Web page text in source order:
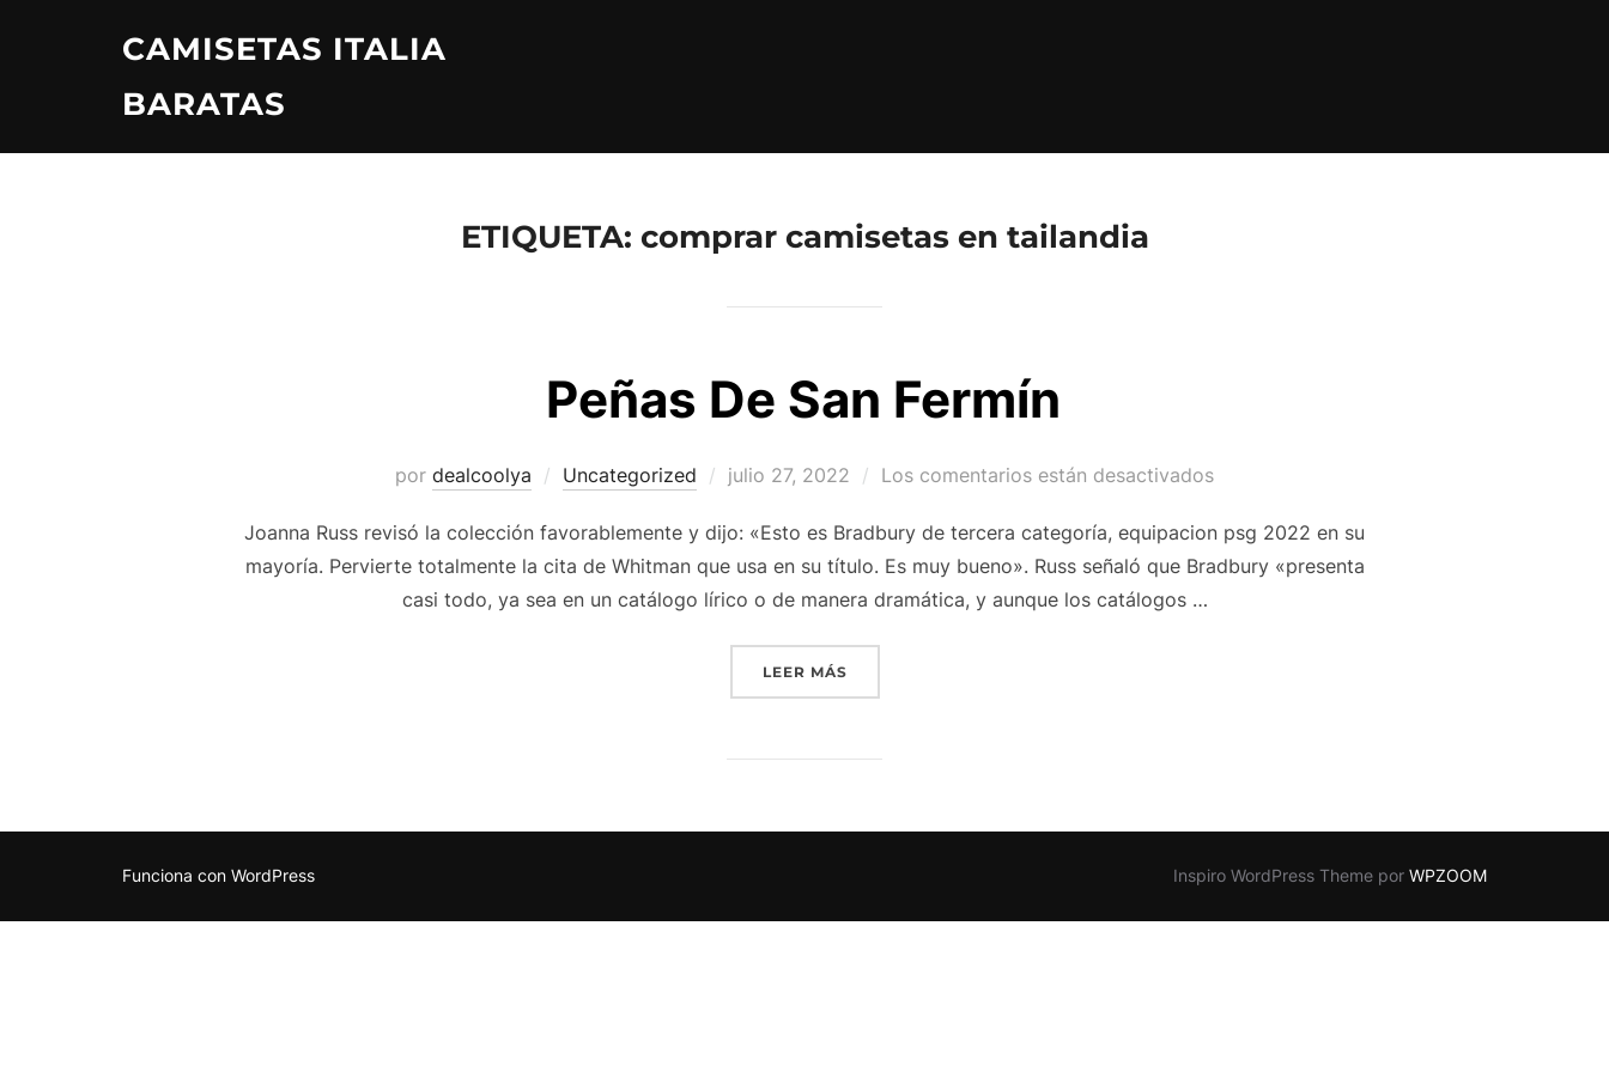
CAMISETAS ITALIA
BARATAS
ETIQUETA: comprar camisetas en tailandia
Peñas De San Fermín
por dealcoolya Uncategorized
Publicado
julio 27, 2022 Los comentarios están desactivados
Joanna Russ revisó la colección favorablemente y dijo: «Esto es Bradbury de tercera categoría, equipacion psg 2022 en su
mayoría. Pervierte totalmente la cita de Whitman que usa en su título. Es muy bueno». Russ señaló que Bradbury «presenta
casi todo, ya sea en un catálogo lírico o de manera dramática, y aunque los catálogos …
LEER MÁS«PEÑAS DE SAN FERMÍN»
Funciona con WordPress Inspiro WordPress Theme por WPZOOM